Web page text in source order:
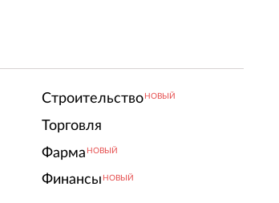
Строительство НОВЫЙ
Торговля
Фарма НОВЫЙ
Финансы НОВЫЙ